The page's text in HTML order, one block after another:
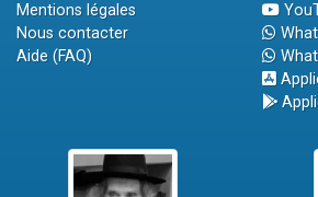
Mentions légales
Nous contacter
Aide (FAQ)